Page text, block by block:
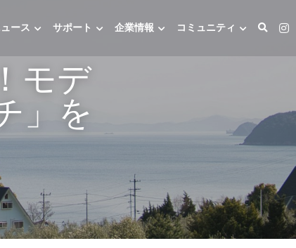
ース サポート 企業情報 コミュニティ
モデ
」を